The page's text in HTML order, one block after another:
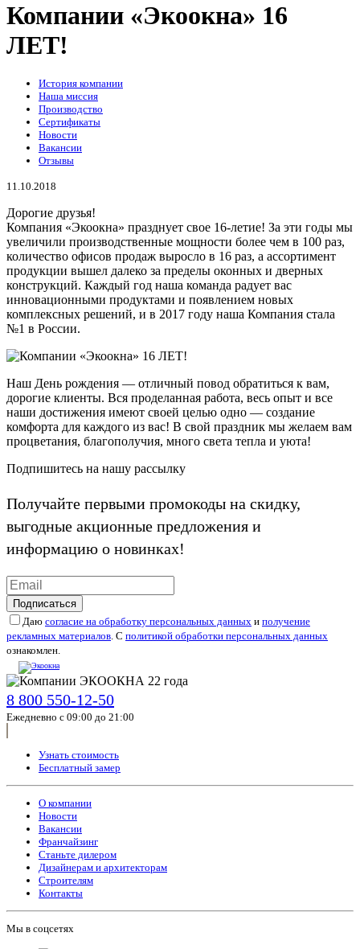
Компании «Экоокна» 16
ЛЕТ!
История компании
Наша миссия
Производство
Сертификаты
Новости
Вакансии
Отзывы
11.10.2018
Дорогие друзья!
Компания «Экоокна» празднует свое 16-летие! За эти годы мы
увеличили производственные мощности более чем в 100 раз,
количество офисов продаж выросло в 16 раз, а ассортимент
продукции вышел далеко за пределы оконных и дверных
конструкций. Каждый год наша команда радует вас
инновационными продуктами и появлением новых
комплексных решений, и в 2017 году наша Компания стала
№1 в России.
Наш День рождения — отличный повод обратиться к вам,
дорогие клиенты. Вся проделанная работа, весь опыт и все
наши достижения имеют своей целью одно — создание
комфорта для каждого из вас! В свой праздник мы желаем вам
процветания, благополучия, много света тепла и уюта!
Подпишитесь на нашу рассылку
Получайте первыми промокоды на скидку,
выгодные акционные предложения и
информацию о новинках!
Подписаться
Даю согласие на обработку персональных данных и получение
рекламных материалов. С политикой обработки персональных данных
ознакомлен.
8 800 550-12-50
Ежедневно с 09:00 до 21:00
Узнать стоимость
Бесплатный замер
О компании
Новости
Вакансии
Франчайзинг
Станьте дилером
Дизайнерам и архитекторам
Строителям
Контакты
Мы в соцсетях